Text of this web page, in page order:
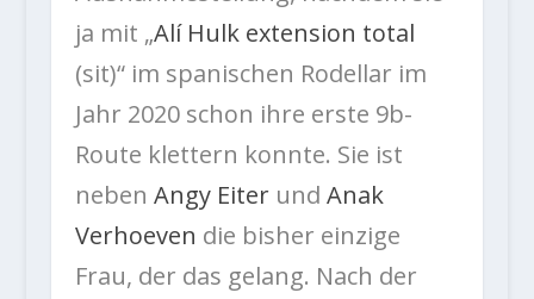
ja mit „Alí Hulk extension total
(sit)“ im spanischen Rodellar im
Jahr 2020 schon ihre erste 9b-
Route klettern konnte. Sie ist
neben Angy Eiterund Anak
Verhoeven die bisher einzige
Frau, der das gelang. Nach der